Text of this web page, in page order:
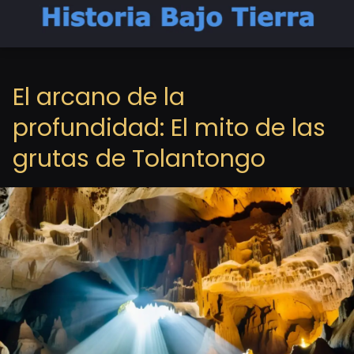
El arcano de la
profundidad: El mito de las
grutas de Tolantongo